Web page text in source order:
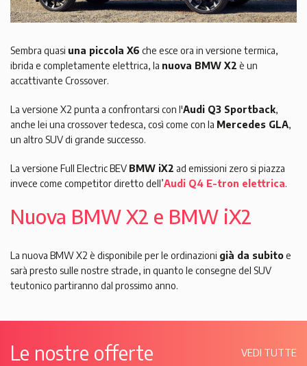
Sembra quasi una piccola X6 che esce ora in versione termica,
ibrida e completamente elettrica, la nuova BMW X2 è un
accattivante Crossover.
La versione X2 punta a confrontarsi con l'Audi Q3 Sportback,
anche lei una crossover tedesca, così come con la Mercedes GLA,
un altro SUV di grande successo.
La versione Full Electric BEV BMW iX2 ad emissioni zero si piazza
invece come competitor diretto dell’Audi Q4 E-tron elettrica.
Nuova BMW X2 e BMW iX2
La nuova BMW X2 è disponibile per le ordinazioni già da subitoe
sarà presto sulle nostre strade, in quanto le consegne del SUV
teutonico partiranno dal prossimo anno.
Le nostre offerte VEDI TUTTE